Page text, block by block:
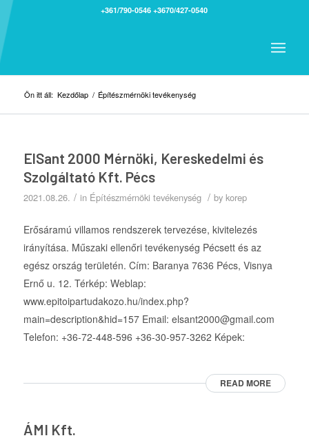
+361/790-0546 +3670/427-0540
Ön itt áll: Kezdőlap / Építészmérnöki tevékenység
ElSant 2000 Mérnöki, Kereskedelmi és
Szolgáltató Kft. Pécs
2021.08.26. / in Építészmérnöki tevékenység / by korep
Erősáramú villamos rendszerek tervezése, kivitelezés
irányítása. Műszaki ellenőri tevékenység Pécsett és az
egész ország területén. Cím: Baranya 7636 Pécs, Visnya
Ernő u. 12. Térkép: Weblap:
www.epitoipartudakozo.hu/index.php?
main=description&hid=157 Email: elsant2000@gmail.com
Telefon: +36-72-448-596 +36-30-957-3262 Képek:
READ MORE
ÁMI Kft.